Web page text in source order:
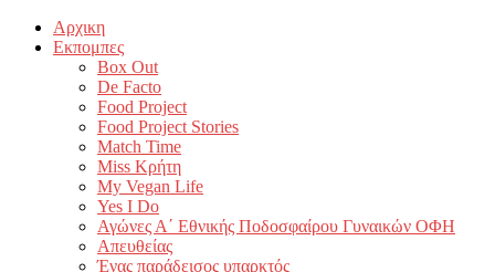
Αρχικη
Εκπομπες
Box Out
De Facto
Food Project
Food Project Stories
Match Time
Miss Κρήτη
My Vegan Life
Yes I Do
Αγώνες Α΄ Εθνικής Ποδοσφαίρου Γυναικών ΟΦΗ
Απευθείας
Ένας παράδεισος υπαρκτός